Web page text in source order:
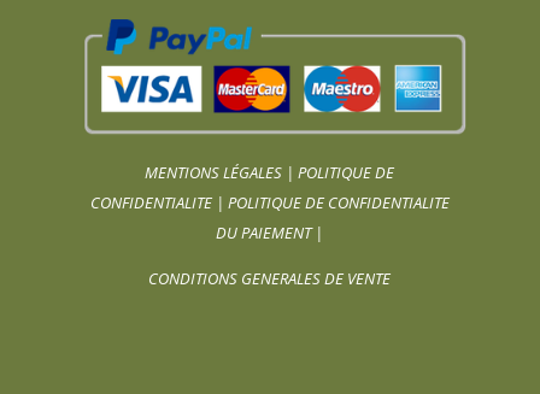
MENTIONS LÉGALES |POLITIQUE DE
CONFIDENTIALITE | POLITIQUE DE CONFIDENTIALITE
DU PAIEMENT|
CONDITIONS GENERALES DE VENTE